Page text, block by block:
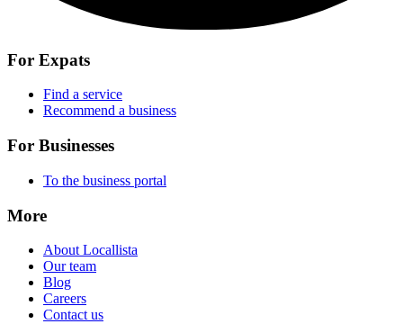
For Expats
Find a service
Recommend a business
For Businesses
To the business portal
More
About Locallista
Our team
Blog
Careers
Contact us